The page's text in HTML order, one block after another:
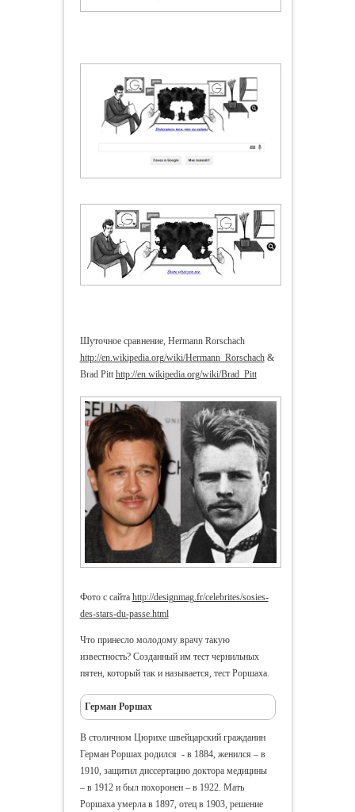
Шуточное сравнение, Hermann Rorschach
http://en.wikipedia.org/wiki/Hermann_Rorschach &
Brad Pitt http://en.wikipedia.org/wiki/Brad_Pitt
Фото с сайта http://designmag.fr/celebrites/sosies-
des-stars-du-passe.html
Что принесло молодому врачу такую
известность? Созданный им тест чернильных
пятен, который так и называется, тест Роршаха.
Герман Роршах
В столичном Цюрихе швейцарский гражданин
Герман Роршах родился - в 1884, женился – в
1910, защитил диссертацию доктора медицины
– в 1912 и был похоронен – в 1922. Мать
Роршаха умерла в 1897, отец в 1903, решение